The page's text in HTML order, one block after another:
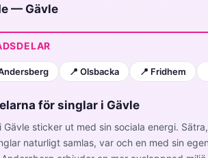
— Gävle
📍 Olsbacka 📍 Fridhem
för singlar i Gävle
Gävle sticker ut med sin sociala energi.
naturligt samlas, var och en med sin